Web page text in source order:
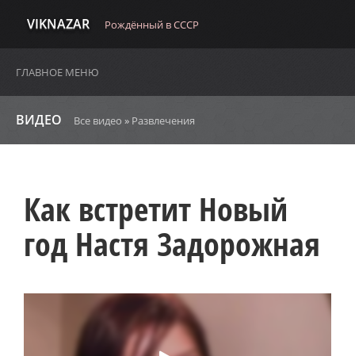
VIKNAZAR Рождённый в СССР
ГЛАВНОЕ МЕНЮ
ВИДЕО Все видео » Развлечения
Как встретит Новый
год Настя Задорожная